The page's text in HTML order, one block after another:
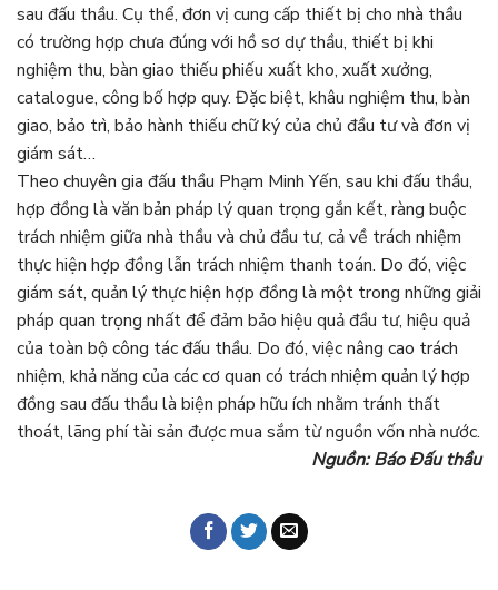
sau đấu thầu. Cụ thể, đơn vị cung cấp thiết bị cho nhà thầu
có trường hợp chưa đúng với hồ sơ dự thầu, thiết bị khi
nghiệm thu, bàn giao thiếu phiếu xuất kho, xuất xưởng,
catalogue, công bố hợp quy. Đặc biệt, khâu nghiệm thu, bàn
giao, bảo trì, bảo hành thiếu chữ ký của chủ đầu tư và đơn vị
giám sát…
Theo chuyên gia đấu thầu Phạm Minh Yến, sau khi đấu thầu,
hợp đồng là văn bản pháp lý quan trọng gắn kết, ràng buộc
trách nhiệm giữa nhà thầu và chủ đầu tư, cả về trách nhiệm
thực hiện hợp đồng lẫn trách nhiệm thanh toán. Do đó, việc
giám sát, quản lý thực hiện hợp đồng là một trong những giải
pháp quan trọng nhất để đảm bảo hiệu quả đầu tư, hiệu quả
của toàn bộ công tác đấu thầu. Do đó, việc nâng cao trách
nhiệm, khả năng của các cơ quan có trách nhiệm quản lý hợp
đồng sau đấu thầu là biện pháp hữu ích nhằm tránh thất
thoát, lãng phí tài sản được mua sắm từ nguồn vốn nhà nước.
Nguồn: Báo Đấu thầu